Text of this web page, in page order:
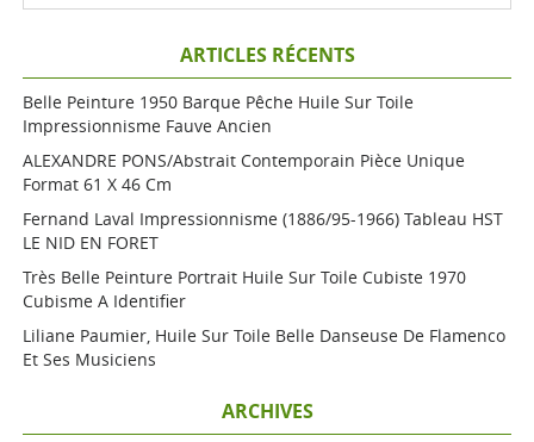
ARTICLES RÉCENTS
Belle Peinture 1950 Barque Pêche Huile Sur Toile
Impressionnisme Fauve Ancien
ALEXANDRE PONS/Abstrait Contemporain Pièce Unique
Format 61 X 46 Cm
Fernand Laval Impressionnisme (1886/95-1966) Tableau HST
LE NID EN FORET
Très Belle Peinture Portrait Huile Sur Toile Cubiste 1970
Cubisme A Identifier
Liliane Paumier, Huile Sur Toile Belle Danseuse De Flamenco
Et Ses Musiciens
ARCHIVES